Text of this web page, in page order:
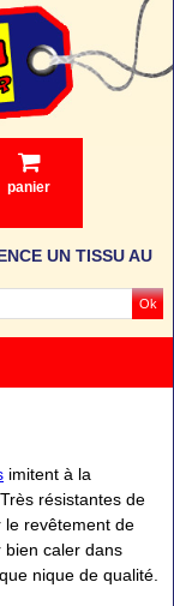
panier
UN TISSU AU
imitent à la
résistantes de
le revêtement de
bien caler dans
nique de qualité.